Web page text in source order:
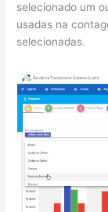
selecionado um
usadas na
selecionadas.